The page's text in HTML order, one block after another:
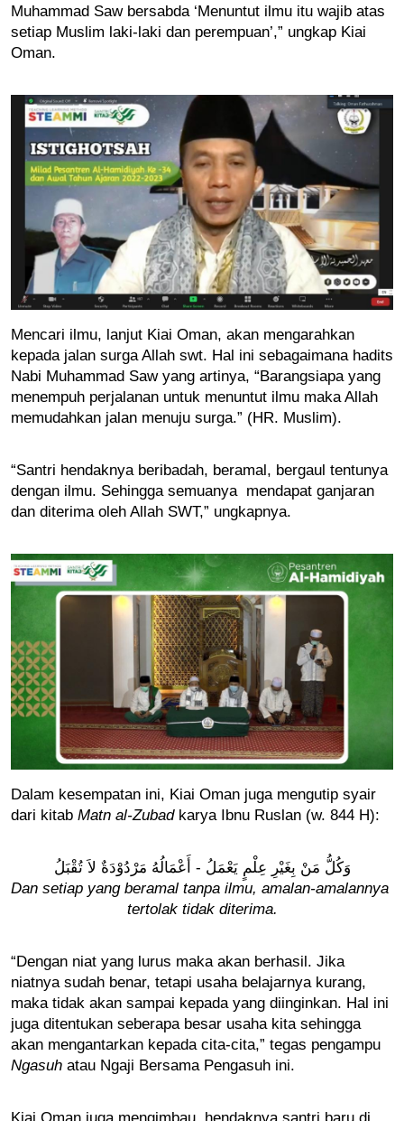
Muhammad Saw bersabda ‘Menuntut ilmu itu wajib atas
setiap Muslim laki-laki dan perempuan’,” ungkap Kiai
Oman.
Mencari ilmu, lanjut Kiai Oman, akan mengarahkan
kepada jalan surga Allah swt. Hal ini sebagaimana hadits
Nabi Muhammad Saw yang artinya, “Barangsiapa yang
menempuh perjalanan untuk menuntut ilmu maka Allah
memudahkan jalan menuju surga.” (HR. Muslim).
“Santri hendaknya beribadah, beramal, bergaul tentunya
dengan ilmu. Sehingga semuanya  mendapat ganjaran
dan diterima oleh Allah SWT,” ungkapnya.
Dalam kesempatan ini, Kiai Oman juga mengutip syair
dari kitab Matn al-Zubad karya Ibnu Ruslan (w. 844 H):
وَكُلُّ مَنْ بِغَيْرِ عِلْمٍ يَعْمَلُ - أَعْمَالُهُ مَرْدُوْدَةٌ لاَ تُقْبَلُ
Dan setiap yang beramal tanpa ilmu, amalan-amalannya
tertolak tidak diterima.
“Dengan niat yang lurus maka akan berhasil. Jika
niatnya sudah benar, tetapi usaha belajarnya kurang,
maka tidak akan sampai kepada yang diinginkan. Hal ini
juga ditentukan seberapa besar usaha kita sehingga
Ngasuh atau Ngaji Bersama Pengasuh ini.
Kiai Oman juga mengimbau, hendaknya santri baru di